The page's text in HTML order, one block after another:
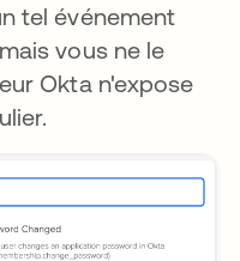
tel événement
vous ne le
Okta n'expose